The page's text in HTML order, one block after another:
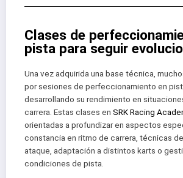
Clases de
pista para seguir
Una vez adquirida una base técnica,
por sesiones de perfeccionamiento en
desarrollando su rendimiento en
carrera. Estas clases en SRK Racing
orientadas a profundizar en aspectos
constancia en ritmo de carrera, técnicas
ataque, adaptación a distintos karts o
condiciones de pista.